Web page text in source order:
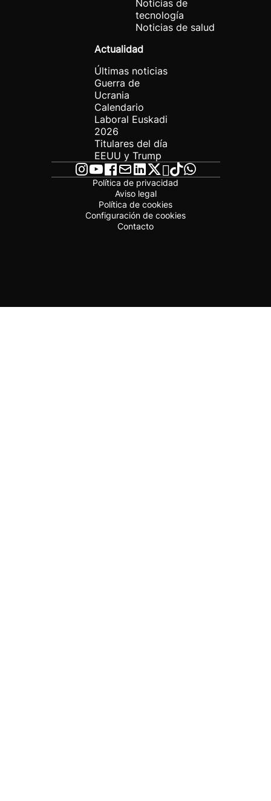
Noticias de
tecnología
Noticias de salud
Actualidad
Últimas noticias
Guerra de
Ucrania
Calendario
Laboral Euskadi
2026
Titulares del día
EEUU y Trump
Política de privacidad
Aviso legal
Política de cookies
Configuración de cookies
Contacto